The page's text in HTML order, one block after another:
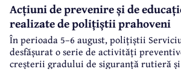
Acțiuni de prevenire și de
realizate de polițiștii prahoveni
În perioada 5–6 august, polițiștii
desfășurat o serie de activități
creșterii gradului de siguranță rutieră